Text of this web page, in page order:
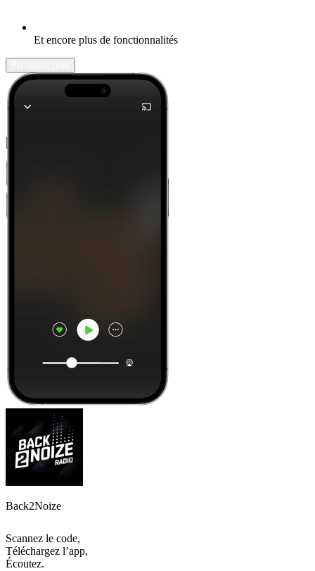
Et encore plus de fonctionnalités
Back2Noize
Scannez le code,
Téléchargez l’app,
Écoutez.